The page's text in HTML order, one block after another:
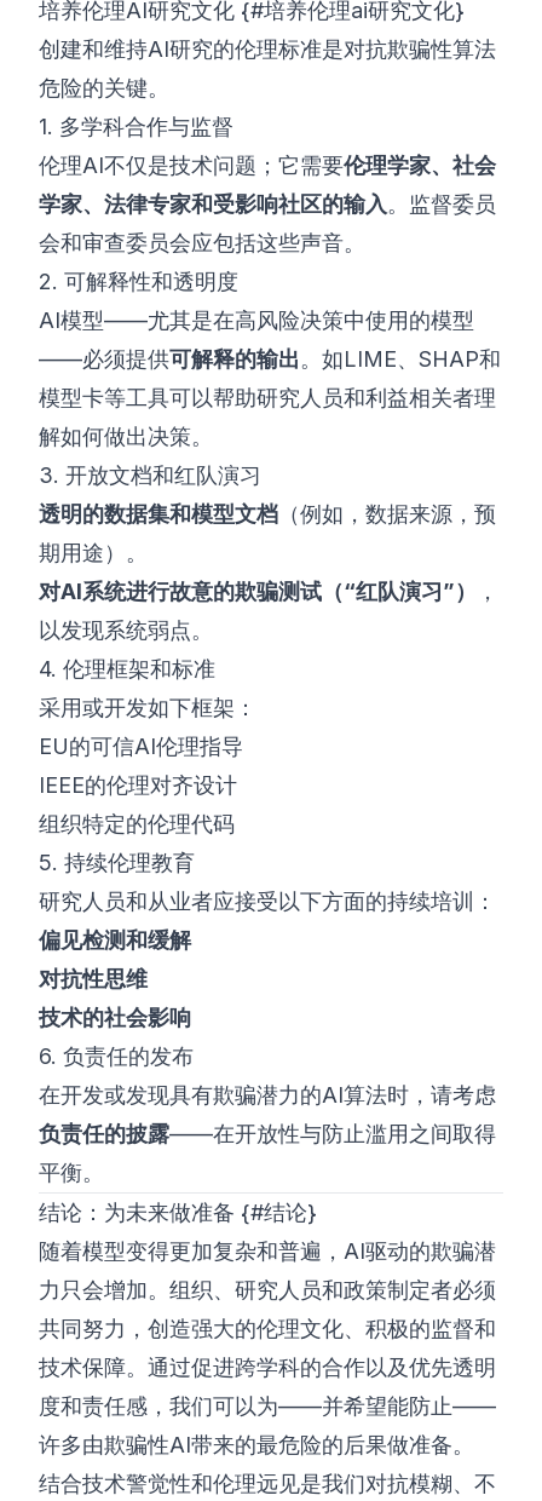
培养伦理AI研究文化 {#培养伦理ai研究文化}
创建和维持AI研究的伦理标准是对抗欺骗性算法
危险的关键。
1. 多学科合作与监督
伦理AI不仅是技术问题；它需要伦理学家、社会
学家、法律专家和受影响社区的输入。监督委员
会和审查委员会应包括这些声音。
2. 可解释性和透明度
AI模型——尤其是在高风险决策中使用的模型
——必须提供可解释的输出。如LIME、SHAP和
模型卡等工具可以帮助研究人员和利益相关者理
解如何做出决策。
3. 开放文档和红队演习
透明的数据集和模型文档 （例如，数据来源，预
期用途）。
对AI系统进行故意的欺骗测试（“红队演习”）
，
以发现系统弱点。
4. 伦理框架和标准
采用或开发如下框架：
EU的可信AI伦理指导
IEEE的伦理对齐设计
组织特定的伦理代码
5. 持续伦理教育
研究人员和从业者应接受以下方面的持续培训：
偏见检测和缓解
对抗性思维
技术的社会影响
6. 负责任的发布
在开发或发现具有欺骗潜力的AI算法时，请考虑
负责任的披露——在开放性与防止滥用之间取得
平衡。
结论：为未来做准备 {#结论}
随着模型变得更加复杂和普遍，AI驱动的欺骗潜
力只会增加。组织、研究人员和政策制定者必须
共同努力，创造强大的伦理文化、积极的监督和
技术保障。通过促进跨学科的合作以及优先透明
度和责任感，我们可以为——并希望能防止——
许多由欺骗性AI带来的最危险的后果做准备。
结合技术警觉性和伦理远见是我们对抗模糊、不